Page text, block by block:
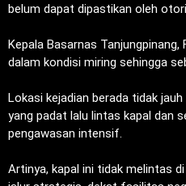
belum dapat dipastikan oleh
‎Kepala Basarnas
dalam kondisi miring sehingga
‎Lokasi kejadian berada tidak
yang padat lalu lintas kapal dan
pengawasan intensif.
‎Artinya, kapal ini tidak melintas